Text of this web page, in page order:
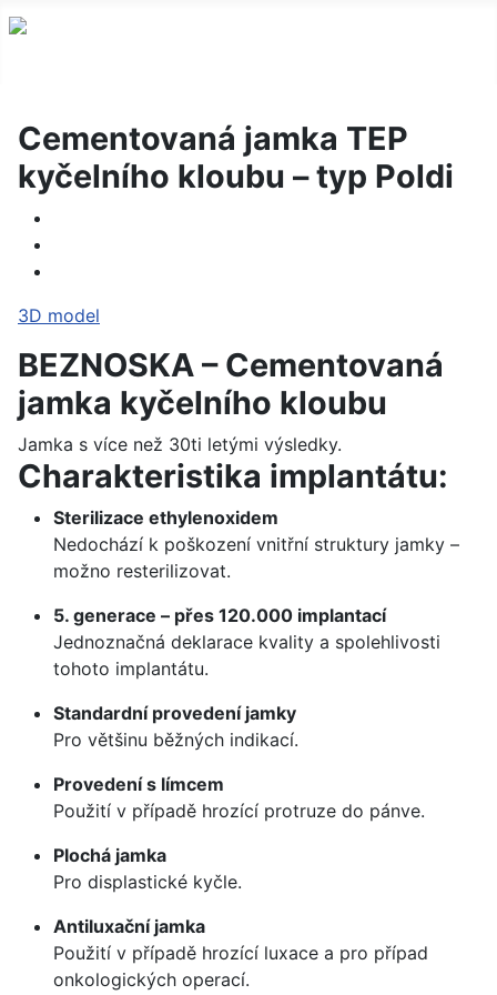
Cementovaná jamka TEP
kyčelního kloubu – typ Poldi
3D model
BEZNOSKA – Cementovaná
jamka kyčelního kloubu
Jamka s více než 30ti letými výsledky.
Charakteristika implantátu:
Sterilizace ethylenoxidem
Nedochází k poškození vnitřní struktury jamky –
možno resterilizovat.
5. generace – přes 120.000 implantací
Jednoznačná deklarace kvality a spolehlivosti
tohoto implantátu.
Standardní provedení jamky
Pro většinu běžných indikací.
Provedení s límcem
Použití v případě hrozící protruze do pánve.
Plochá jamka
Pro displastické kyčle.
Antiluxační jamka
Použití v případě hrozící luxace a pro případ
onkologických operací.